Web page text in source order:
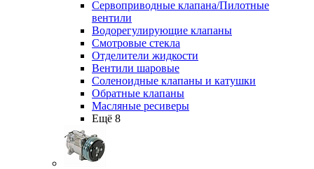
Сервоприводные клапана/Пилотные
вентили
Водорегулирующие клапаны
Смотровые стекла
Отделители жидкости
Вентили шаровые
Соленоидные клапаны и катушки
Обратные клапаны
Масляные ресиверы
Ещё 8